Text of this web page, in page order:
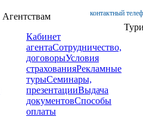
контактный
Агентствам
Кабинет
агентаСотрудничество,
договорыУсловия
страхованияРекламные
турыСеминары,
презентацииВыдача
документовСпособы
оплаты